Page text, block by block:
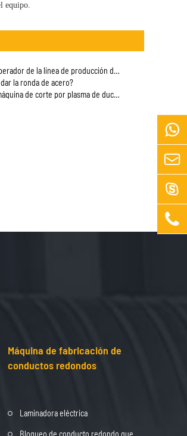
equipo.
de producción de bridas de acero con ángulo
la ronda de acero?
de corte por plasma de ductos CNC
Máquina de fabricación de
conductos redondos
Laminadora eléctrica
Bloqueo de conducto redondo que



